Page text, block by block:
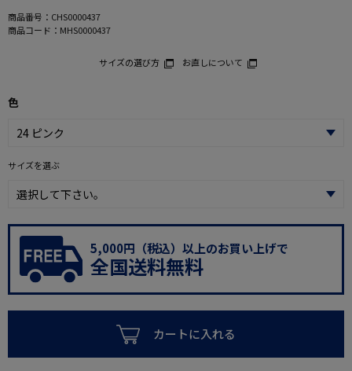
商品番号： CHS0000437
商品コード： MHS0000437
サイズの選び方 お直しについて
色
サイズを選ぶ
5,000円（税込）以上のお買い上げで
全国送料無料
カートに入れる